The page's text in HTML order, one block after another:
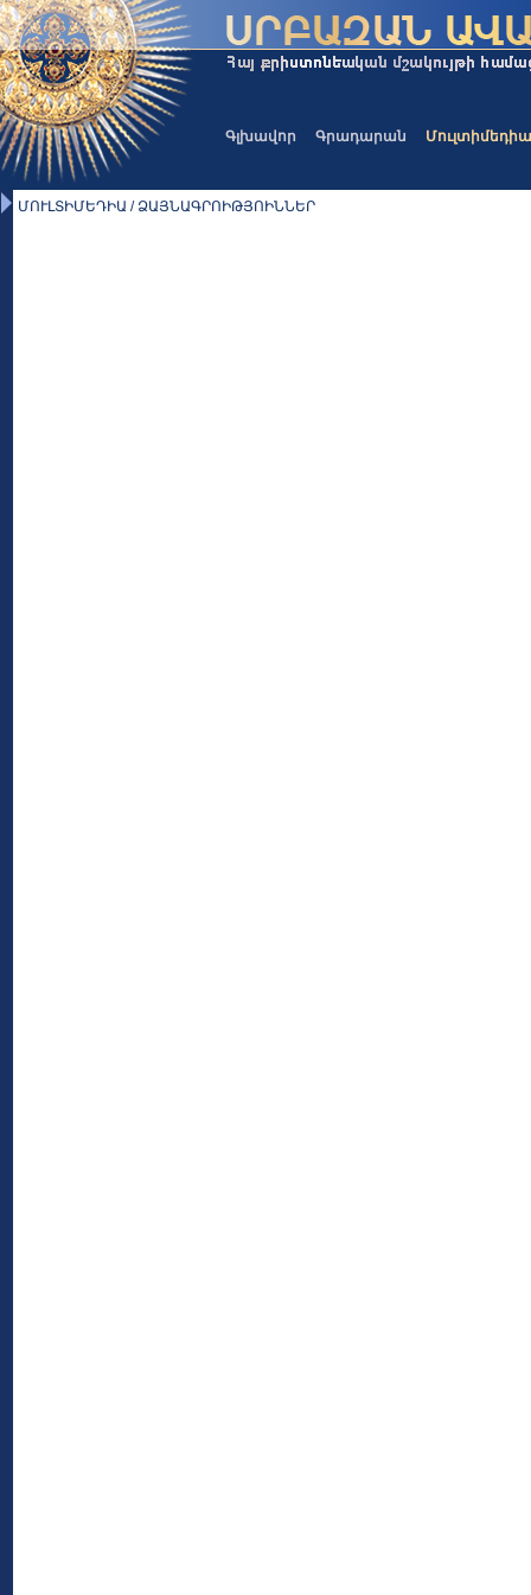
Գլխավոր Գրադարան Մուլտիմեդիա
ՄՈՒԼՏԻՄԵԴԻԱ / ՁԱՅՆԱԳՐՈԻԹՅՈԻՆՆԵՐ